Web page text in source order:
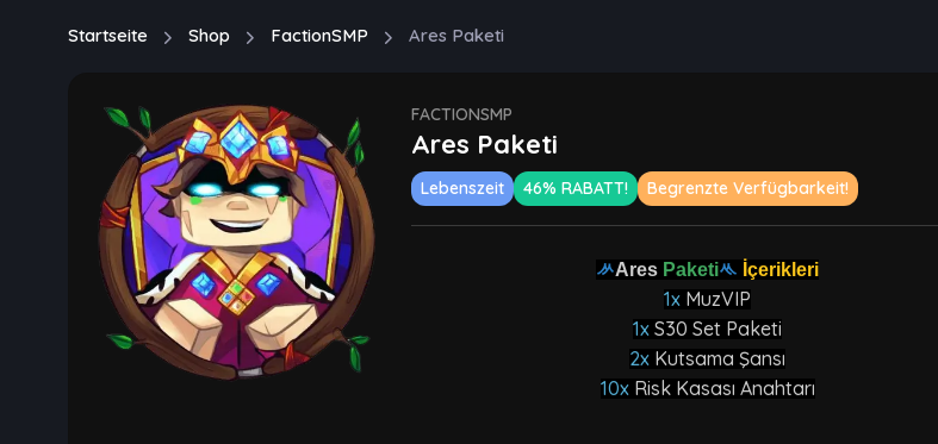
Startseite Shop FactionSMP Ares Paketi
FACTIONSMP
Ares Paketi
Lebenszeit 46% RABATT! Begrenzte Verfügbarkeit!
ᄽAres Paketiᄿ İçerikleri
1x MuzVIP
1x S30 Set Paketi
2x Kutsama Şansı
10xRisk Kasası Anahtarı